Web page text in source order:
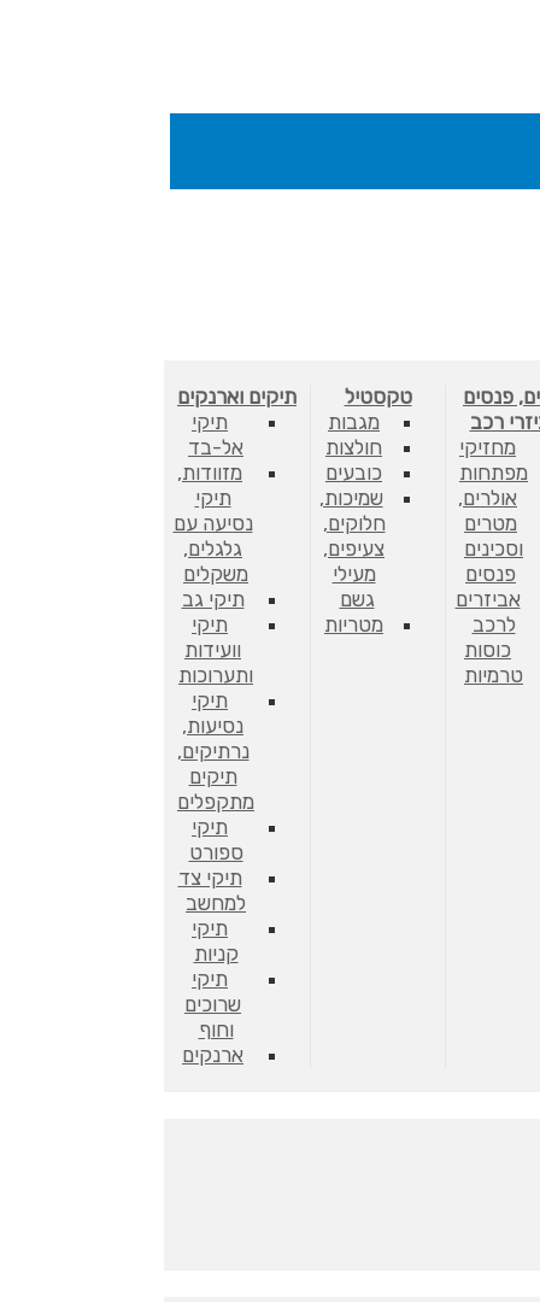
פנסים
רכב
מחזיקי
מפתחות
אולרים,
מטרים
וסכינים
פנסים
אביזרים
לרכב
כוסות
טרמיות
טקסטיל
מגבות
חולצות
כובעים
שמיכות,
חלוקים,
צעיפים,
מעילי
גשם
מטריות
תיקים וארנקים
תיקי
אל-בד
מזוודות,
תיקי
נסיעה עם
גלגלים,
משקלים
תיקי גב
תיקי
וועידות
ותערוכות
תיקי
נסיעות,
נרתיקים,
תיקים
מתקפלים
תיקי
ספורט
תיקי צד
למחשב
תיקי
קניות
תיקי
שרוכים
וחוף
ארנקים